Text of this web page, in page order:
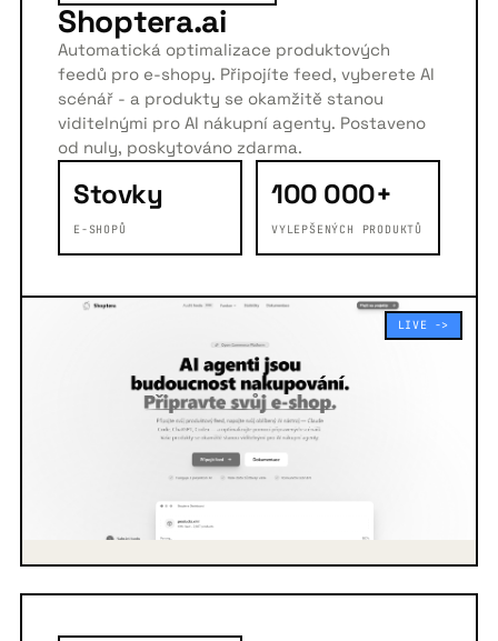
Shoptera.ai
Automatická optimalizace produktových
feedů pro e-shopy. Připojíte feed, vyberete AI
scénář - a produkty se okamžitě stanou
viditelnými pro AI nákupní agenty. Postaveno
od nuly, poskytováno zdarma.
Stovky
E-SHOPŮ
100 000+
VYLEPŠENÝCH PRODUKTŮ
LIVE ->